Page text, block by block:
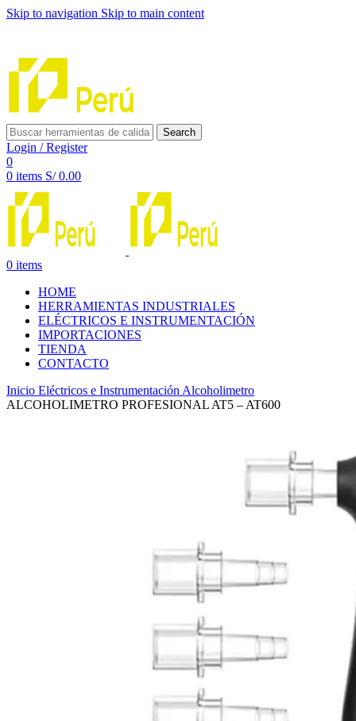
Skip to navigation Skip to main content
Search
Login / Register
0
0 items S/0.00
0 items
HOME
HERRAMIENTAS INDUSTRIALES
ELÉCTRICOS E INSTRUMENTACIÓN
IMPORTACIONES
TIENDA
CONTACTO
Inicio Eléctricos e Instrumentación Alcoholimetro
ALCOHOLIMETRO PROFESIONAL AT5 – AT600